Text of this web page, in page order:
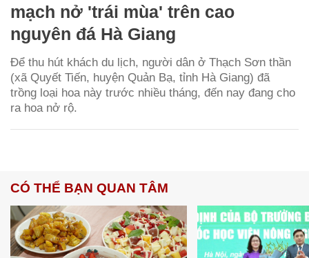
mạch nở 'trái mùa' trên cao
nguyên đá Hà Giang
Để thu hút khách du lịch, người dân ở Thạch Sơn thần
(xã Quyết Tiến, huyện Quản Bạ, tỉnh Hà Giang) đã
trồng loại hoa này trước nhiều tháng, đến nay đang cho
ra hoa nở rộ.
CÓ THỂ BẠN QUAN TÂM